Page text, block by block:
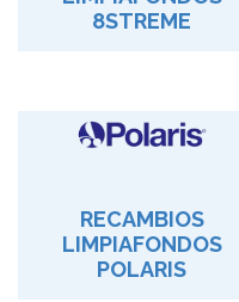
8STREME
RECAMBIOS
LIMPIAFONDOS
POLARIS